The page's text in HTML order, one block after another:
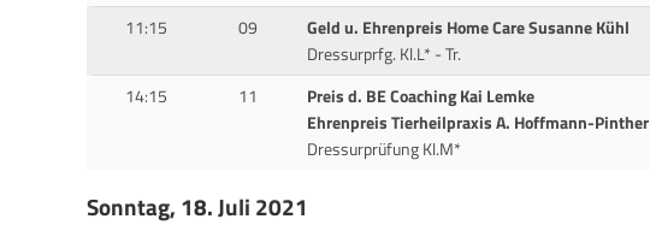
11:15 09
Geld u. Ehrenpreis Home Care Susanne Kühl
Dressurprfg. Kl.L* - Tr.
14:15 11
Preis d. BE Coaching Kai Lemke
Ehrenpreis Tierheilpraxis A. Hoffmann-Pinther
Dressurprüfung Kl.M*
Sonntag, 18. Juli 2021